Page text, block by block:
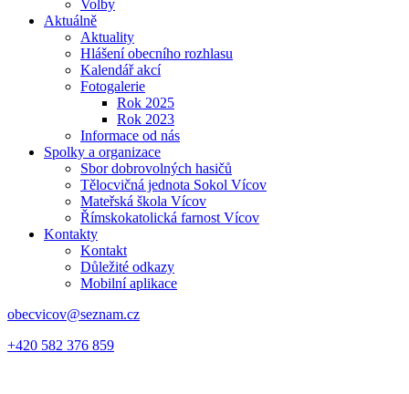
Volby
Aktuálně
Aktuality
Hlášení obecního rozhlasu
Kalendář akcí
Fotogalerie
Rok 2025
Rok 2023
Informace od nás
Spolky a organizace
Sbor dobrovolných hasičů
Tělocvičná jednota Sokol Vícov
Mateřská škola Vícov
Římskokatolická farnost Vícov
Kontakty
Kontakt
Důležité odkazy
Mobilní aplikace
obecvicov@seznam.cz
+420 582 376 859